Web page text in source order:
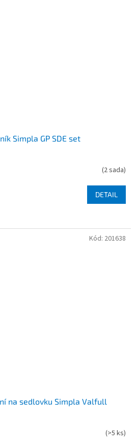
Simpla GP SDE set
(2 sada)
DETAIL
na sedlovku Simpla Valfull
(>5 ks)
Kód: 201638